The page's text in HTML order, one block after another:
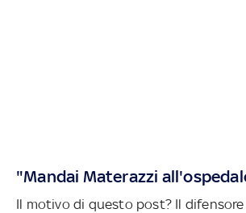
"Mandai Materazzi
Il motivo di questo post? Il